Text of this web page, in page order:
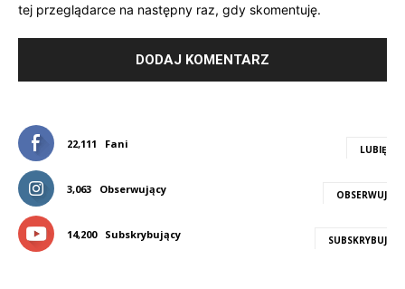
tej przeglądarce na następny raz, gdy skomentuję.
22,111 Fani LUBIĘ
3,063 Obserwujący OBSERWUJ
14,200 Subskrybujący SUBSKRYBUJ